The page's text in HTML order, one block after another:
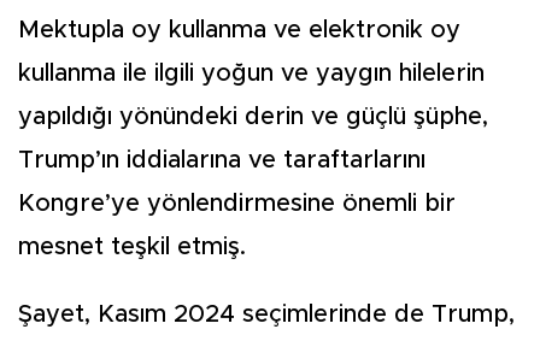
Mektupla oy kullanma ve elektronik oy
kullanma ile ilgili yoğun ve yaygın hilelerin
yapıldığı yönündeki derin ve güçlü şüphe,
Trump’ın iddialarına ve taraftarlarını
Kongre’ye yönlendirmesine önemli bir
mesnet teşkil etmiş.
Şayet, Kasım 2024 seçimlerinde de Trump,